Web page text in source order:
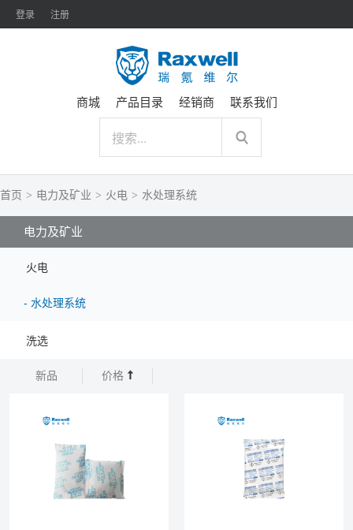
登录 注册
商城 产品目录 经销商 联系我们
首页 > 电力及矿业 > 火电 > 水处理系统
电力及矿业
火电
- 水处理系统
洗选
新品 价格